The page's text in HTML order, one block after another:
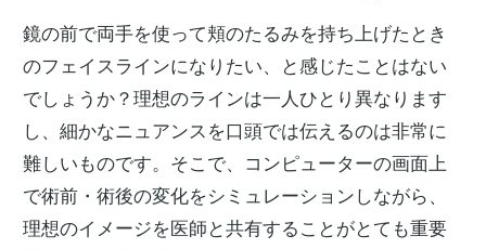
鏡の前で両手を使って頬のたるみを持ち上げたとき
のフェイスラインになりたい、と感じたことはない
でしょうか？理想のラインは一人ひとり異なります
し、細かなニュアンスを口頭では伝えるのは非常に
難しいものです。そこで、コンピューターの画面上
で術前・術後の変化をシミュレーションしながら、
理想のイメージを医師と共有することがとても重要